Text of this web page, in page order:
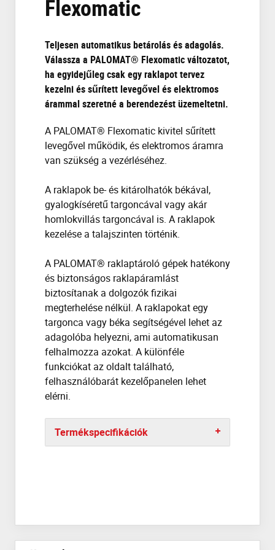
Flexomatic
Teljesen automatikus betárolás és adagolás.
Válassza a PALOMAT® Flexomatic változatot,
ha egyidejűleg csak egy raklapot tervez
kezelni és sűrített levegővel és elektromos
árammal szeretné a berendezést üzemeltetni.
A PALOMAT® Flexomatic kivitel sűrített
levegővel működik, és elektromos áramra
van szükség a vezérléséhez.
A raklapok be- és kitárolhatók békával,
gyalogkíséretű targoncával vagy akár
homlokvillás targoncával is. A raklapok
kezelése a talajszinten történik.
A PALOMAT® raklaptároló gépek hatékony
és biztonságos raklapáramlást
biztosítanak a dolgozók fizikai
megterhelése nélkül. A raklapokat egy
targonca vagy béka segítségével lehet az
adagolóba helyezni, ami automatikusan
felhalmozza azokat. A különféle
funkciókat az oldalt található,
felhasználóbarát kezelőpanelen lehet
elérni.
Termékspecifikációk